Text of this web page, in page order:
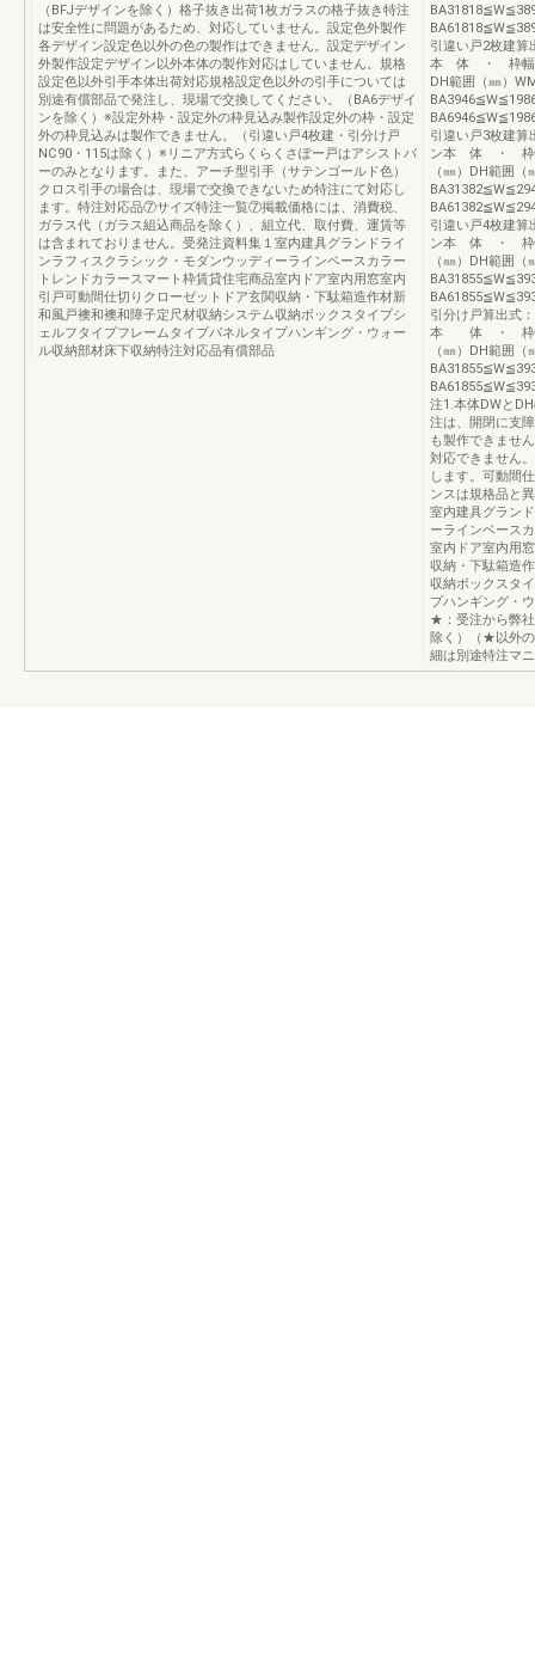
（BFJデザインを除く）格子抜き出荷1枚ガラスの格子抜き特注
は安全性に問題があるため、対応していません。設定色外製作
各デザイン設定色以外の色の製作はできません。設定デザイン
外製作設定デザイン以外本体の製作対応はしていません。規格
設定色以外引手本体出荷対応規格設定色以外の引手については
別途有償部品で発注し、現場で交換してください。（BA6デザイ
ンを除く）※設定外枠・設定外の枠見込み製作設定外の枠・設定
外の枠見込みは製作できません。（引違い戸4枚建・引分け戸
NC90・115は除く）※リニア方式らくらくさぽー戸はアシストバ
ーのみとなります。また、アーチ型引手（サテンゴールド色）
クロス引手の場合は、現場で交換できないため特注にて対応し
ます。特注対応品⑦サイズ特注一覧⑦掲載価格には、消費税、
ガラス代（ガラス組込商品を除く）、組立代、取付費、運賃等
は含まれておりません。受発注資料集１室内建具グランドライ
ンラフィスクラシック・モダンウッディーラインベースカラー
トレンドカラースマート枠賃貸住宅商品室内ドア室内用窓室内
引戸可動間仕切りクローゼットドア玄関収納・下駄箱造作材新
和風戸襖和襖和障子定尺材収納システム収納ボックスタイプシ
ェルフタイプフレームタイプパネルタイプハンギング・ウォー
ル収納部材床下収納特注対応品有償部品
引違い戸2枚建算
本 体 ・ 枠幅高
DH範囲（㎜）
引違い戸3枚建算
ン本 体 ・ 枠幅
（㎜）DH範囲（
引違い戸4枚建算
ン本 体 ・ 枠幅
（㎜）DH範囲（
引分け戸算出式
本 体 ・ 枠幅
（㎜）DH範囲（
注1.本体DWと
注は、開閉に支
も製作できませ
対応できません
します。可動間
ンスは規格品と
室内建具グラン
ーラインベース
室内ドア室内用
収納・下駄箱造
収納ボックスタ
プハンギング・
★：受注から弊
除く）（★以外
細は別途特注マ